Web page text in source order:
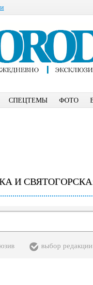
СПЕЦТЕМЫ ФОТО
И
выбор редакции